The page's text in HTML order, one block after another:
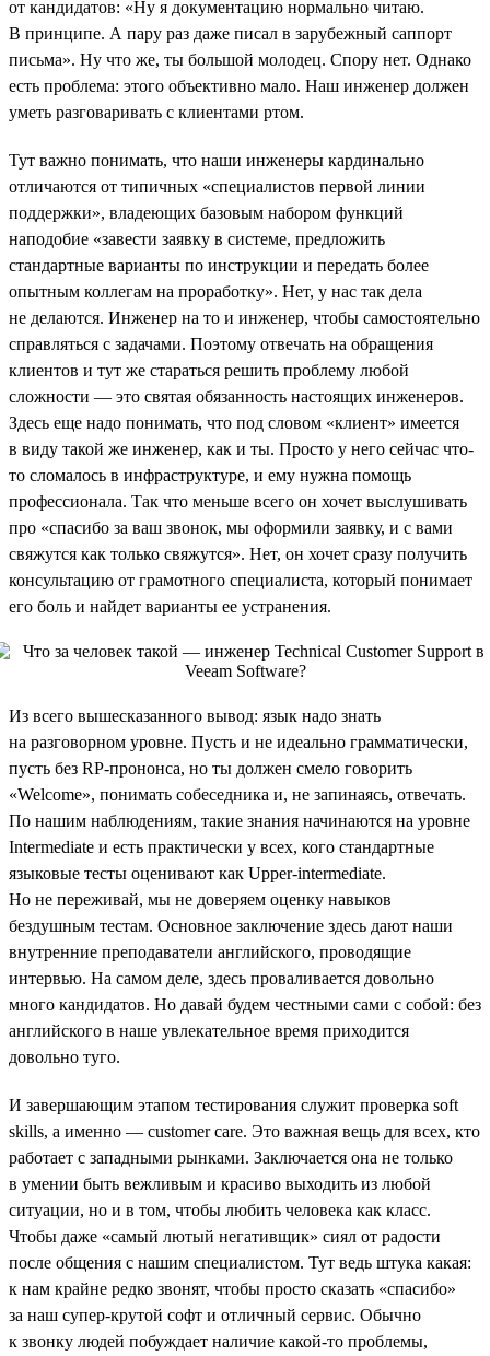
от кандидатов: «Ну я документацию нормально читаю.
В принципе. А пару раз даже писал в зарубежный саппорт
письма». Ну что же, ты большой молодец. Спору нет. Однако
есть проблема: этого объективно мало. Наш инженер должен
уметь разговаривать с клиентами ртом.
Тут важно понимать, что наши инженеры кардинально
отличаются от типичных «специалистов первой линии
поддержки», владеющих базовым набором функций
наподобие «завести заявку в системе, предложить
стандартные варианты по инструкции и передать более
опытным коллегам на проработку». Нет, у нас так дела
не делаются. Инженер на то и инженер, чтобы самостоятельно
справляться с задачами. Поэтому отвечать на обращения
клиентов и тут же стараться решить проблему любой
сложности — это святая обязанность настоящих инженеров.
Здесь еще надо понимать, что под словом «клиент» имеется
в виду такой же инженер, как и ты. Просто у него сейчас что-
то сломалось в инфраструктуре, и ему нужна помощь
профессионала. Так что меньше всего он хочет выслушивать
про «спасибо за ваш звонок, мы оформили заявку, и с вами
свяжутся как только свяжутся». Нет, он хочет сразу получить
консультацию от грамотного специалиста, который понимает
его боль и найдет варианты ее устранения.
Из всего вышесказанного вывод: язык надо знать
на разговорном уровне. Пусть и не идеально грамматически,
пусть без RP-прононса, но ты должен смело говорить
«Welcome», понимать собеседника и, не запинаясь, отвечать.
По нашим наблюдениям, такие знания начинаются на уровне
Intermediate и есть практически у всех, кого стандартные
языковые тесты оценивают как Upper-intermediate.
Но не переживай, мы не доверяем оценку навыков
бездушным тестам. Основное заключение здесь дают наши
внутренние преподаватели английского, проводящие
интервью. На самом деле, здесь проваливается довольно
много кандидатов. Но давай будем честными сами с собой: без
английского в наше увлекательное время приходится
довольно туго.
И завершающим этапом тестирования служит проверка soft
skills, а именно — customer care. Это важная вещь для всех, кто
работает c западными рынками. Заключается она не только
в умении быть вежливым и красиво выходить из любой
ситуации, но и в том, чтобы любить человека как класс.
Чтобы даже «самый лютый негативщик» сиял от радости
после общения с нашим специалистом. Тут ведь штука какая:
к нам крайне редко звонят, чтобы просто сказать «спасибо»
за наш супер-крутой софт и отличный сервис. Обычно
к звонку людей побуждает наличие какой-то проблемы,